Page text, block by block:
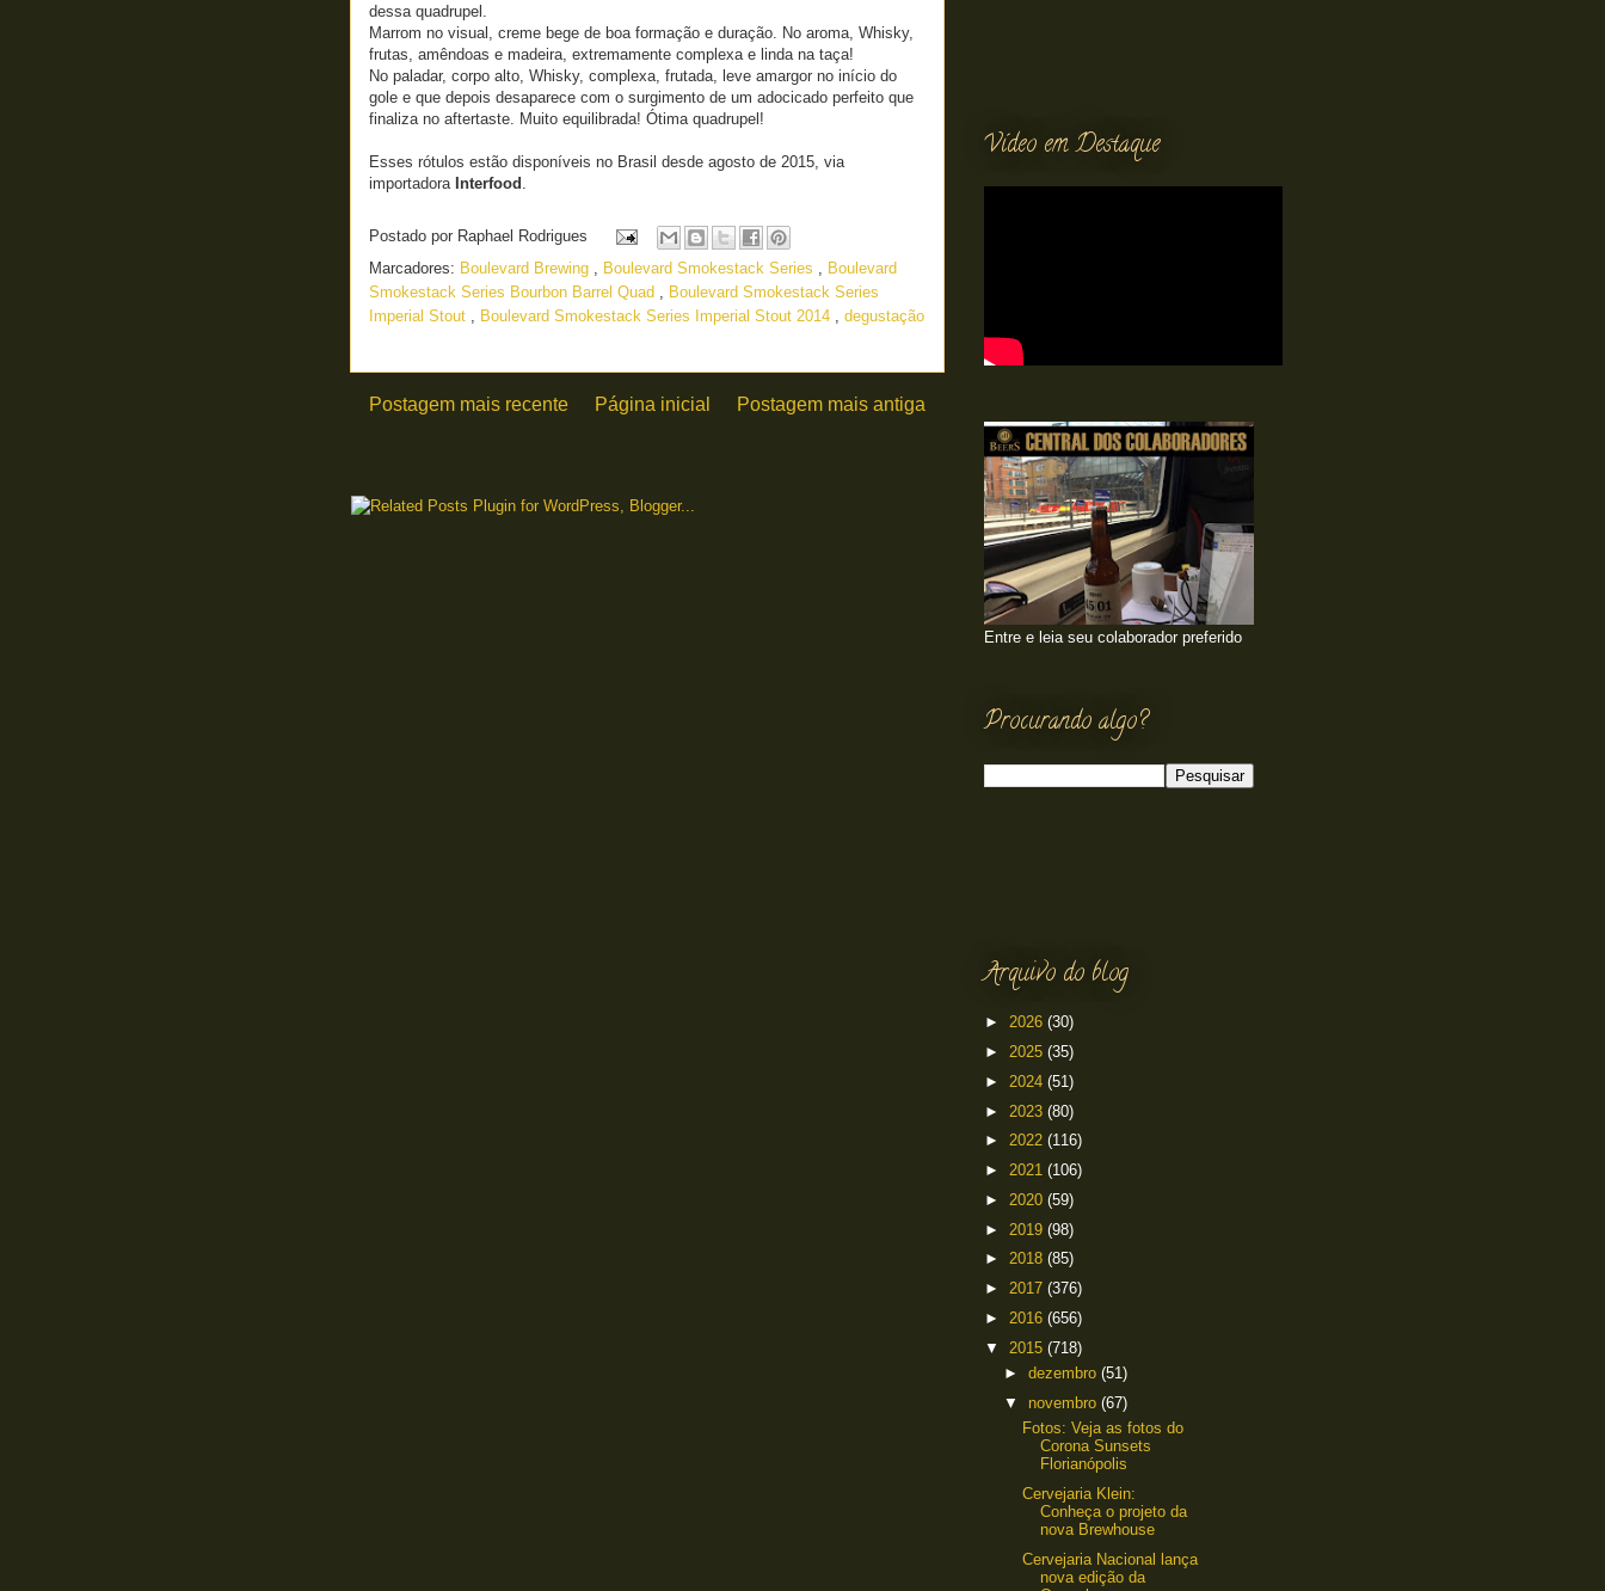
dessa quadrupel.
Marrom no visual, creme bege de boa formação e duração. No aroma, Whisky,
frutas, amêndoas e madeira, extremamente complexa e linda na taça!
No paladar, corpo alto, Whisky, complexa, frutada, leve amargor no início do
gole e que depois desaparece com o surgimento de um adocicado perfeito que
finaliza no aftertaste. Muito equilibrada! Ótima quadrupel!
Esses rótulos estão disponíveis no Brasil desde agosto de 2015, via
importadora Interfood .
Postado por Raphael Rodrigues
Marcadores: Boulevard Brewing , Boulevard Smokestack Series , Boulevard
Smokestack Series Bourbon Barrel Quad , Boulevard Smokestack Series
Imperial Stout , Boulevard Smokestack Series Imperial Stout 2014 , degustação
Postagem mais recente Postagem mais antiga
Página inicial
Vídeo em Destaque
Entre e leia seu colaborador preferido
Procurando algo?
Arquivo do blog
► 2026 (30)
► 2025 (35)
► 2024 (51)
► 2023 (80)
► 2022 (116)
► 2021 (106)
► 2020 (59)
► 2019 (98)
► 2018 (85)
► 2017 (376)
► 2016 (656)
▼ 2015 (718)
► dezembro (51)
▼ novembro (67)
Fotos: Veja as fotos do
Corona Sunsets
Florianópolis
Cervejaria Klein:
Conheça o projeto da
nova Brewhouse
Cervejaria Nacional lança
nova edição da